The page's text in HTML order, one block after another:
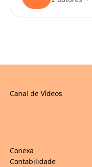
Canal de Vídeos
Conexa
Contabilidade